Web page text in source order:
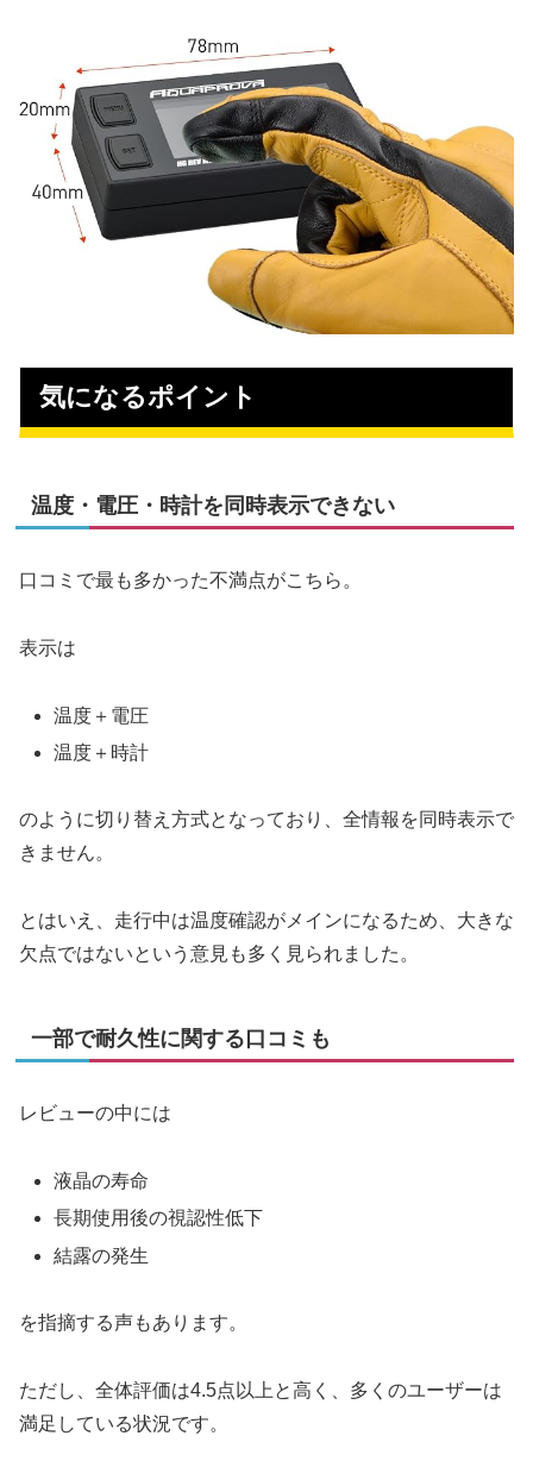
気になるポイント
温度・電圧・時計を同時表示できない
口コミで最も多かった不満点がこちら。
表示は
温度＋電圧
温度＋時計
のように切り替え方式となっており、全情報を同時表示で
きません。
とはいえ、走行中は温度確認がメインになるため、大きな
欠点ではないという意見も多く見られました。
一部で耐久性に関する口コミも
レビューの中には
液晶の寿命
長期使用後の視認性低下
結露の発生
を指摘する声もあります。
ただし、全体評価は4.5点以上と高く、多くのユーザーは
満足している状況です。